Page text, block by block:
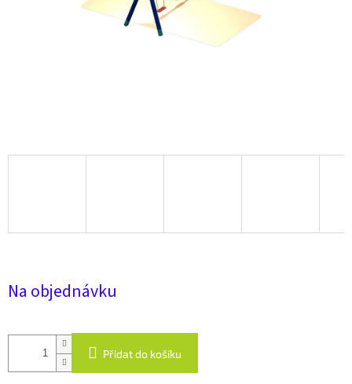
Na objednávku
Přidat do košíku